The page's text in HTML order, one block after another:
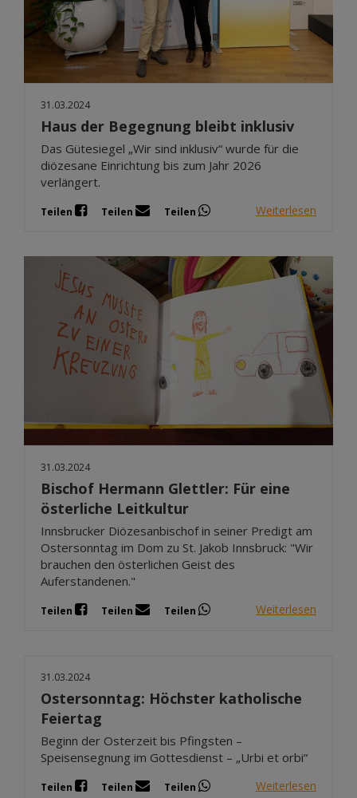
31.03.2024
Haus der Begegnung bleibt inklusiv
Das Gütesiegel „Wir sind inklusiv“ wurde für die
diözesane Einrichtung bis zum Jahr 2026
verlängert.
Teilen Teilen Teilen Weiterlesen
31.03.2024
Bischof Hermann Glettler: Für eine
österliche Leitkultur
Innsbrucker Diözesanbischof in seiner Predigt am
Ostersonntag im Dom zu St. Jakob Innsbruck: "Wir
brauchen den österlichen Geist des
Auferstandenen."
Teilen Teilen Teilen Weiterlesen
31.03.2024
Ostersonntag: Höchster katholische
Feiertag
Beginn der Osterzeit bis Pfingsten –
Speisensegnung im Gottesdienst – „Urbi et orbi“
Teilen Teilen Teilen Weiterlesen